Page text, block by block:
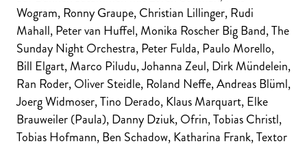
Wogram, Ronny Graupe, Christian Lillinger, Rudi
Mahall, Peter van Huffel, Monika Roscher Big Band, The
Sunday Night Orchestra, Peter Fulda, Paulo Morello,
Bill Elgart, Marco Piludu, Johanna Zeul, Dirk Mündelein,
Ran Roder, Oliver Steidle, Roland Neffe, Andreas Blüml,
Joerg Widmoser, Tino Derado, Klaus Marquart, Elke
Brauweiler (Paula), Danny Dziuk, Ofrin, Tobias Christl,
Tobias Hofmann, Ben Schadow, Katharina Frank, Textor